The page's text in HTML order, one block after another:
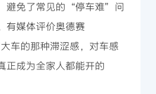
避免了常见的“停车难”问
有媒体评价奥德赛
车的那种滞涩感，对车感
正成为全家人都能开的